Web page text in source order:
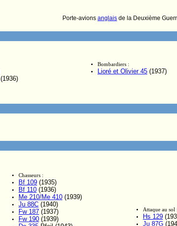
Porte-avions anglais de la Deuxième
(1936)
Bombardiers :
Lioré et Olivier 45 (1937)
Chasseurs :
Bf 109 (1935)
Bf 110 (1936)
Me 210/Me 410 (1939)
Ju 88C (1940)
Fw 187 (1937)
Fw 190 (1939)
Attaque au sol :
Hs 129
Ju 87G